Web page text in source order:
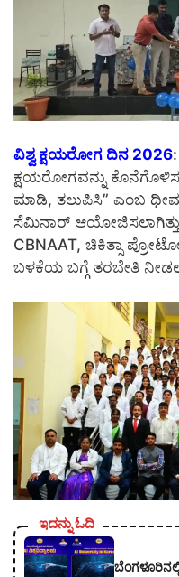
ವಿಶ್ವ ಕ್ಷಯರೋಗ ದಿನ 2026
ಕ್ಷಯರೋಗವನ್ನು
ಮಾಡಿ, ತಲುಪಿಸಿ” ಎಂಬ
ಸೆಮಿನಾರ್
CBNAAT, ಚಿಕಿತ್ಸಾ
ಬಳಕೆಯ ಬಗ್ಗೆ ತರಬೇತಿ
ಇದನ್ನು ಓದಿ